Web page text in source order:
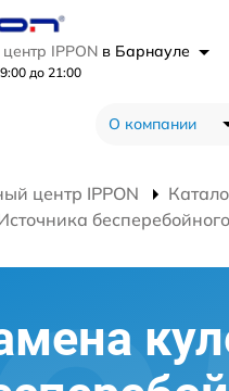
IPPON в Барнауле
до 21:00
О компании
центр IPPON